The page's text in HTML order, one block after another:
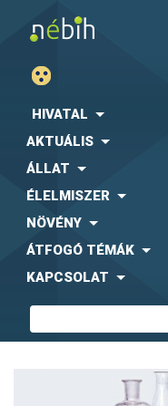
HIVATAL
AKTUÁLIS
ÁLLAT
ÉLELMISZER
NÖVÉNY
ÁTFOGÓ TÉMÁK
KAPCSOLAT